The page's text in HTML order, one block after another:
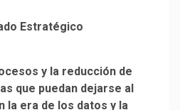
Estratégico
y la reducción de
que puedan dejarse al
la era de los datos y la